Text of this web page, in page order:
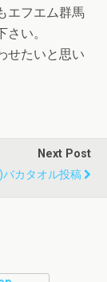
エフエム群馬
い。
せたいと思い
Next Post
カタオル投稿